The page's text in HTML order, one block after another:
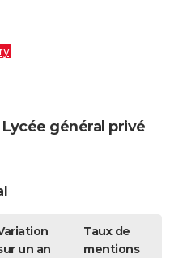
général privé
un an
Taux de
mentions